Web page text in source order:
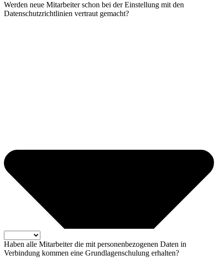
Werden neue Mitarbeiter schon bei der Einstellung mit den
Datenschutzrichtlinien vertraut gemacht?
Haben alle Mitarbeiter die mit personenbezogenen Daten in
Verbindung kommen eine Grundlagenschulung erhalten?